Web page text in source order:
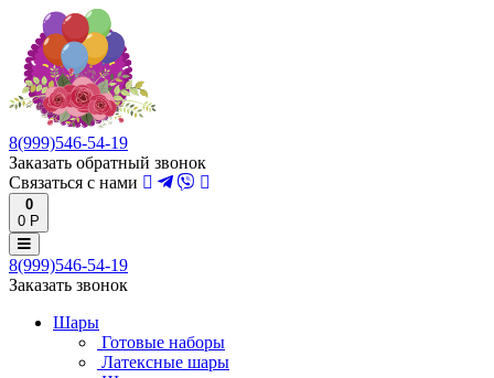
8(999)546-54-19
Заказать обратный звонок
Связаться с нами
0
0 Р
8(999)546-54-19
Заказать звонок
Шары
Готовые наборы
Латексные шары